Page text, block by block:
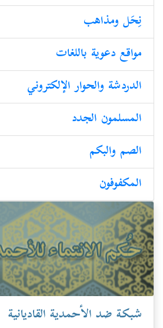
نِحَل ومذاهب
مواقع دعوية باللغات
الدردشة والحوار الإلكتروني
المسلمون الجدد
الصم والبكم
المكفوفون
شبكة ضد الأحمدية القاديانية